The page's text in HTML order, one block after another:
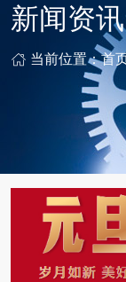
新闻资讯
当前位置：首